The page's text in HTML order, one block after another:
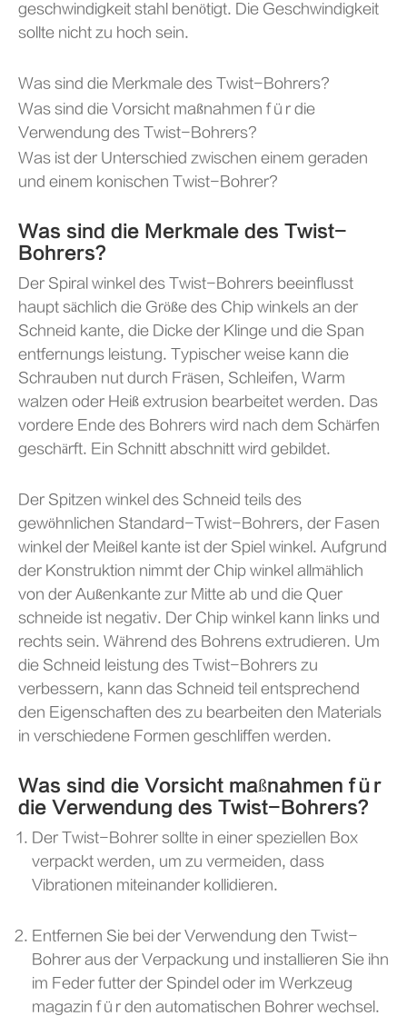
geschwindigkeit stahl benötigt. Die Geschwindigkeit
sollte nicht zu hoch sein.
Was sind die Merkmale des Twist-Bohrers?
Was sind die Vorsicht maßnahmen für die
Verwendung des Twist-Bohrers?
Was ist der Unterschied zwischen einem geraden
und einem konischen Twist-Bohrer?
Was sind die Merkmale des Twist-
Bohrers?
Der Spiral winkel des Twist-Bohrers beeinflusst
haupt sächlich die Größe des Chip winkels an der
Schneid kante, die Dicke der Klinge und die Span
entfernungs leistung. Typischer weise kann die
Schrauben nut durch Fräsen, Schleifen, Warm
walzen oder Heiß extrusion bearbeitet werden. Das
vordere Ende des Bohrers wird nach dem Schärfen
geschärft. Ein Schnitt abschnitt wird gebildet.
Der Spitzen winkel des Schneid teils des
gewöhnlichen Standard-Twist-Bohrers, der Fasen
winkel der Meißel kante ist der Spiel winkel. Aufgrund
der Konstruktion nimmt der Chip winkel allmählich
von der Außenkante zur Mitte ab und die Quer
schneide ist negativ. Der Chip winkel kann links und
rechts sein. Während des Bohrens extrudieren. Um
die Schneid leistung des Twist-Bohrers zu
verbessern, kann das Schneid teil entsprechend
den Eigenschaften des zu bearbeiten den Materials
in verschiedene Formen geschliffen werden.
Was sind die Vorsicht maßnahmen für
die Verwendung des Twist-Bohrers?
Der Twist-Bohrer sollte in einer speziellen Box
verpackt werden, um zu vermeiden, dass
Vibrationen miteinander kollidieren.
Entfernen Sie bei der Verwendung den Twist-
Bohrer aus der Verpackung und installieren Sie ihn
im Feder futter der Spindel oder im Werkzeug
magazin für den automatischen Bohrer wechsel.